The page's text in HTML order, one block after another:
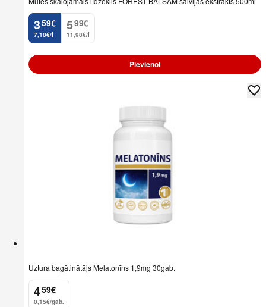
3
. 59€
7,18€/l
5
. 99€
11,98€/l
Pievienot
Uztura bagātinātājs Melatonīns 1,9mg 30gab.
4
. 59€
0,15€/gab.